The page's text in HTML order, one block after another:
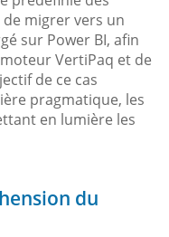
migrer vers un
sur Power BI, afin
VertiPaq et de
de ce cas
pragmatique, les
en lumière les
du